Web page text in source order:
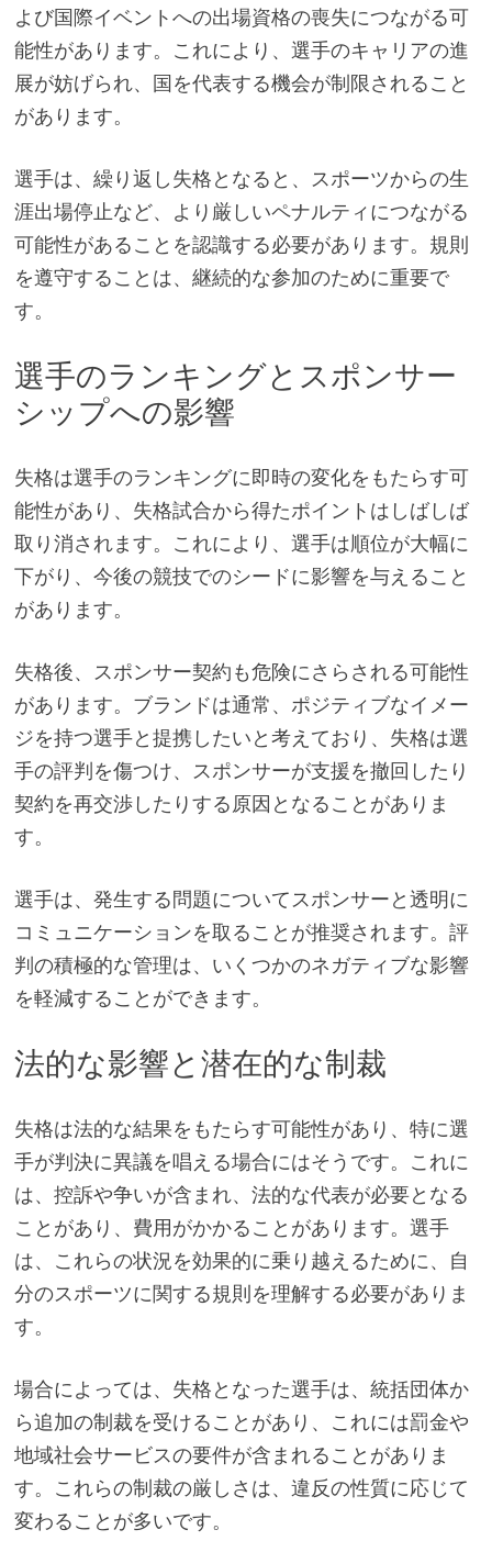
よび国際イベントへの出場資格の喪失につながる可
能性があります。これにより、選手のキャリアの進
展が妨げられ、国を代表する機会が制限されること
があります。
選手は、繰り返し失格となると、スポーツからの生
涯出場停止など、より厳しいペナルティにつながる
可能性があることを認識する必要があります。規則
を遵守することは、継続的な参加のために重要で
す。
選手のランキングとスポンサー
シップへの影響
失格は選手のランキングに即時の変化をもたらす可
能性があり、失格試合から得たポイントはしばしば
取り消されます。これにより、選手は順位が大幅に
下がり、今後の競技でのシードに影響を与えること
があります。
失格後、スポンサー契約も危険にさらされる可能性
があります。ブランドは通常、ポジティブなイメー
ジを持つ選手と提携したいと考えており、失格は選
手の評判を傷つけ、スポンサーが支援を撤回したり
契約を再交渉したりする原因となることがありま
す。
選手は、発生する問題についてスポンサーと透明に
コミュニケーションを取ることが推奨されます。評
判の積極的な管理は、いくつかのネガティブな影響
を軽減することができます。
法的な影響と潜在的な制裁
失格は法的な結果をもたらす可能性があり、特に選
手が判決に異議を唱える場合にはそうです。これに
は、控訴や争いが含まれ、法的な代表が必要となる
ことがあり、費用がかかることがあります。選手
は、これらの状況を効果的に乗り越えるために、自
分のスポーツに関する規則を理解する必要がありま
す。
場合によっては、失格となった選手は、統括団体か
ら追加の制裁を受けることがあり、これには罰金や
地域社会サービスの要件が含まれることがありま
す。これらの制裁の厳しさは、違反の性質に応じて
変わることが多いです。